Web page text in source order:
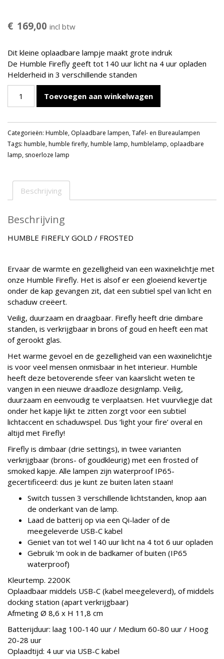
€ 169,00 incl btw
Dit kleine oplaadbare lampje maakt grote indruk
De Humble Firefly geeft tot 140 uur licht na 4 uur opladen
Helderheid in 3 verschillende standen
FIREFLY
/
FROSTED
aantal
Toevoegen aan winkelwagen
Categorieën: Humble, Oplaadbare lampen,Tafel- en Bureaulampen
Tags: humble,humble firefly,humble lamp,humblelamp, oplaadbare
lamp, snoerloze lamp
Beschrijving
Beschrijving
HUMBLE FIREFLY GOLD / FROSTED
Ervaar de warmte en gezelligheid van een waxinelichtje met
onze Humble Firefly. Het is alsof er een gloeiend kevertje
onder de kap gevangen zit, dat een subtiel spel van licht en
schaduw creëert.
Veilig, duurzaam en draagbaar. Firefly heeft drie dimbare
standen, is verkrijgbaar in brons of goud en heeft een mat
of gerookt glas.
Het warme gevoel en de gezelligheid van een waxinelichtje
is voor veel mensen onmisbaar in het interieur. Humble
heeft deze betoverende sfeer van kaarslicht weten te
vangen in een nieuwe draadloze designlamp. Veilig,
duurzaam en eenvoudig te verplaatsen. Het vuurvliegje dat
onder het kapje lijkt te zitten zorgt voor een subtiel
lichtaccent en schaduwspel. Dus ‘light your fire’ overal en
altijd met Firefly!
Firefly is dimbaar (drie settings), in twee varianten
verkrijgbaar (brons- of goudkleurig) met een frosted of
smoked kapje. Alle lampen zijn waterproof IP65-
gecertificeerd: dus je kunt ze buiten laten staan!
Switch tussen 3 verschillende lichtstanden, knop aan
de onderkant van de lamp.
Laad de batterij op via een Qi-lader of de
meegeleverde USB-C kabel
Geniet van tot wel 140 uur licht na 4 tot 6 uur opladen
Gebruik ‘m ook in de badkamer of buiten (IP65
waterproof)
Kleurtemp. 2200K
Oplaadbaar middels USB-C (kabel meegeleverd), of middels
docking station (apart verkrijgbaar)
Afmeting Ø 8,6 x H 11,8 cm
Batterijduur: laag 100-140 uur / Medium 60-80 uur / Hoog
20-28 uur
Oplaadtijd: 4 uur via USB-C kabel